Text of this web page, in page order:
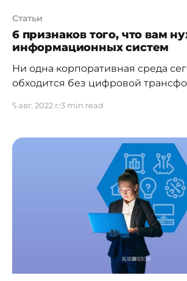
Статьи
6 признаков того, что вам
информационных систем
Ни одна корпоративная среда
обходится без цифровой
необходимостью, реализуемой
использование современных
инфокоммуникационных
Преследуемая финальная цель
— высокая
обусловленная улучшением
процессов, высвобождением
снижением расходов. При этом
индивидуальный подход к
5 авг. 2022 г.3 min read